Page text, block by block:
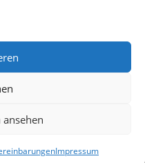
Impressum
by OceanWP